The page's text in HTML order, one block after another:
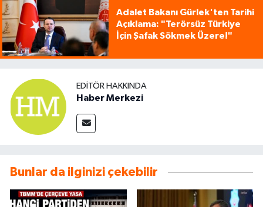
Adalet Bakanı Gürlek'ten Tarihi
Açıklama: "Terörsüz Türkiye
İçin Şafak Sökmek Üzere!"
EDITÖR HAKKINDA
Haber Merkezi
Bunlar da ilginizi çekebilir